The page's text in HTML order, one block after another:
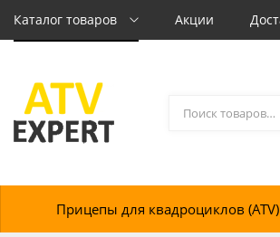
Каталог товаров Акции
Прицепы для квадроциклов (ATV)